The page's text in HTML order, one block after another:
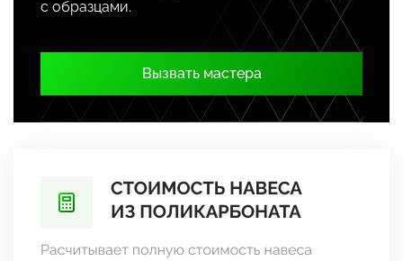
с образцами.
Вызвать мастера